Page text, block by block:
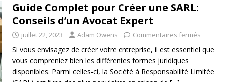
Guide Complet pour Créer une SARL:
Conseils d’un Avocat Expert
juillet 22, 2023 Adam Owens Commentaires fermés
Si vous envisagez de créer votre entreprise, il est essentiel que
vous compreniez bien les différentes formes juridiques
disponibles. Parmi celles-ci, la Société à Responsabilité Limitée